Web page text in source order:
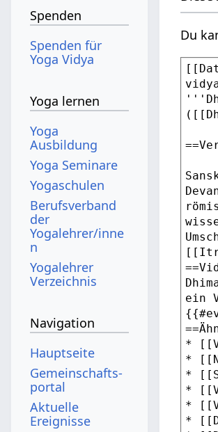
Du
Spenden
Spenden für
Yoga Vidya
Yoga lernen
Yoga
Ausbildung
Yoga Seminare
Yogaschulen
Berufsverband
der
Yogalehrer/inne
n
Yogalehrer
Verzeichnis
Navigation
Hauptseite
Gemeinschafts­
portal
Aktuelle
Ereignisse